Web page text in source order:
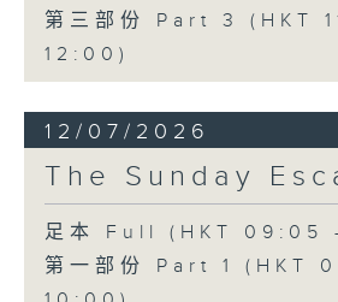
第三部份 Part 3 (HKT
12:00)
12/07/2026
The Sunday
足本 Full (HKT 09:05
第一部份 Part 1 (HKT